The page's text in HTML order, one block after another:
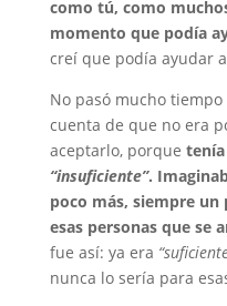
como tú, como
momento que podía
creí que podía ayudar
No pasó mucho
cuenta de que no era
aceptarlo, porque
“insuficiente”.
poco más, siempre un
esas personas que se
fue así: ya era
nunca lo sería para